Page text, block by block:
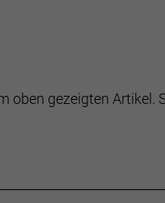
oben gezeigten Artikel.